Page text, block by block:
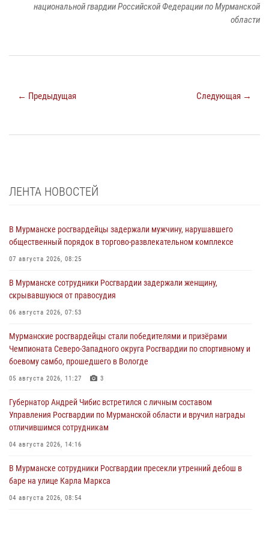
национальной гвардии Российской Федерации по Мурманской
области
← Предыдущая Следующая →
ЛЕНТА НОВОСТЕЙ
В Мурманске росгвардейцы задержали мужчину, нарушавшего
общественный порядок в торгово-развлекательном комплексе
07 августа 2026, 08:25
В Мурманске сотрудники Росгвардии задержали женщину,
скрывавшуюся от правосудия
06 августа 2026, 07:53
Мурманские росгвардейцы стали победителями и призёрами
Чемпионата Северо-Западного округа Росгвардии по спортивному и
боевому самбо, прошедшего в Вологде
05 августа 2026, 11:27 3
Губернатор Андрей Чибис встретился с личным составом
Управления Росгвардии по Мурманской области и вручил награды
отличившимся сотрудникам
04 августа 2026, 14:16
В Мурманске сотрудники Росгвардии пресекли утренний дебош в
баре на улице Карла Маркса
04 августа 2026, 08:54